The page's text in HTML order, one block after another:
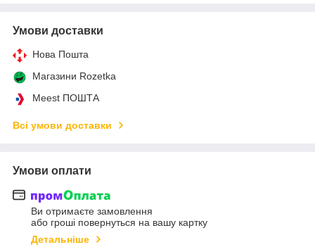
Умови доставки
Нова Пошта
Магазини Rozetka
Meest ПОШТА
Всі умови доставки
Умови оплати
Ви отримаєте замовлення
або гроші повернуться на вашу картку
Детальніше